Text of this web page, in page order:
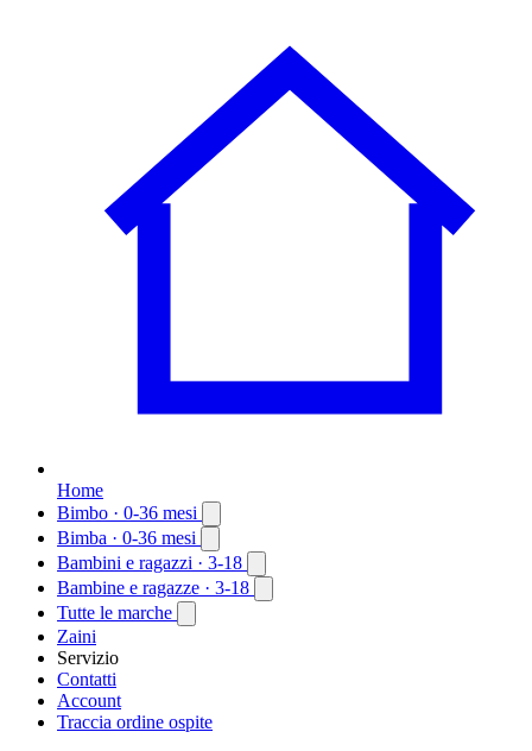
Home
Bimbo · 0-36 mesi
Bimba · 0-36 mesi
Bambini e ragazzi · 3-18
Bambine e ragazze · 3-18
Tutte le marche
Zaini
Servizio
Contatti
Account
Traccia ordine ospite